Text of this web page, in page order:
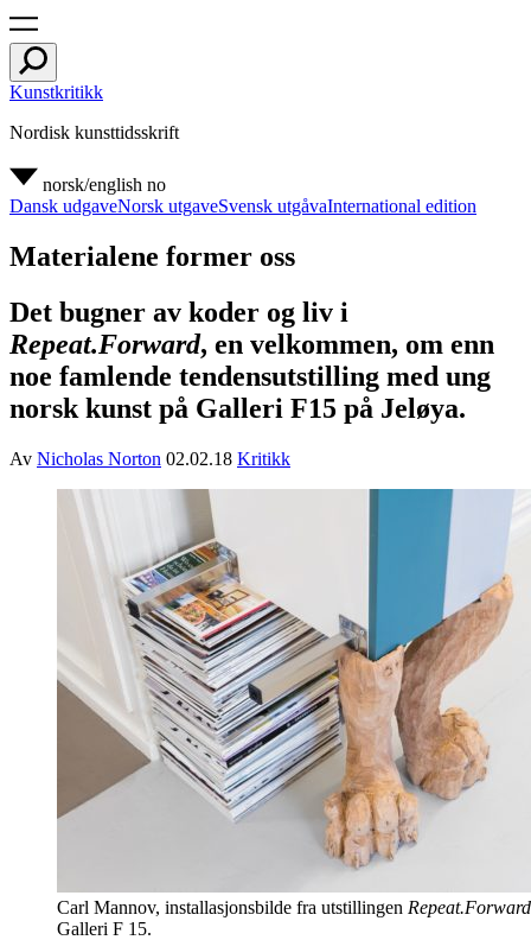
Kunstkritikk
Nordisk kunsttidsskrift
norsk/english no
Dansk udgaveNorsk utgaveSvensk utgåvaInternational edition
Materialene former oss
Det bugner av koder og liv i
Repeat.Forward, en velkommen, om enn
noe famlende tendensutstilling med ung
norsk kunst på Galleri F15 på Jeløya.
Av Nicholas Norton 02.02.18 Kritikk
Carl Mannov, installasjonsbilde fra utstillingen Repeat.Forward
Galleri F 15.